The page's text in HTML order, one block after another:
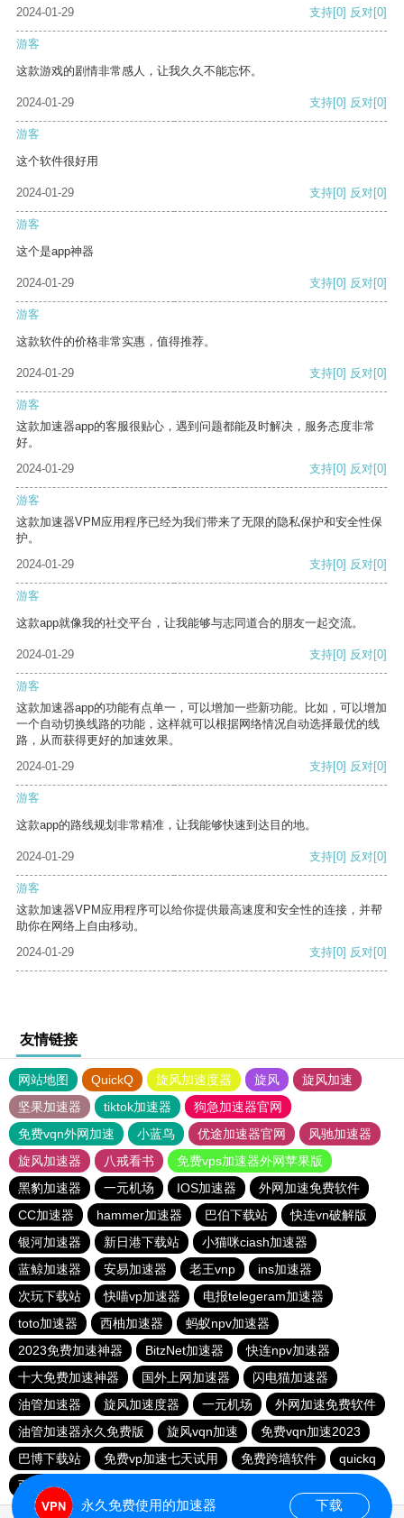
2024-01-29
支持[0] 反对[0]
游客
这款游戏的剧情非常感人，让我久久不能忘怀。
2024-01-29 支持[0] 反对[0]
游客
这个软件很好用
2024-01-29 支持[0] 反对[0]
游客
这个是app神器
2024-01-29 支持[0] 反对[0]
游客
这款软件的价格非常实惠，值得推荐。
2024-01-29 支持[0] 反对[0]
游客
这款加速器app的客服很贴心，遇到问题都能及时解决，服务态度非常
好。
2024-01-29
支持[0] 反对[0]
游客
这款加速器VPM应用程序已经为我们带来了无限的隐私保护和安全性保
护。
2024-01-29
支持[0] 反对[0]
游客
这款app就像我的社交平台，让我能够与志同道合的朋友一起交流。
2024-01-29 支持[0] 反对[0]
游客
这款加速器app的功能有点单一，可以增加一些新功能。比如，可以增加
一个自动切换线路的功能，这样就可以根据网络情况自动选择最优的线
路，从而获得更好的加速效果。
2024-01-29
支持[0] 反对[0]
游客
这款app的路线规划非常精准，让我能够快速到达目的地。
2024-01-29 支持[0] 反对[0]
游客
这款加速器VPM应用程序可以给你提供最高速度和安全性的连接，并帮
助你在网络上自由移动。
2024-01-29
支持[0] 反对[0]
友情链接
网站地图 QuickQ 旋风加速度器 旋风
旋风加速
坚果加速器
tiktok加速器
狗急加速器官网
免费vqn外网加速
小蓝鸟 优途加速器官网
风驰加速器
旋风加速器
八戒看书
免费vps加速器外网苹果版
黑豹加速器
一元机场 IOS加速器
外网加速免费软件
CC加速器
hammer加速器 巴伯下载站
快连vn破解版
银河加速器
新日港下载站
小猫咪ciash加速器
蓝鲸加速器
安易加速器 老王vnp
ins加速器
次玩下载站
快喵vp加速器
电报telegeram加速器
toto加速器
西柚加速器
蚂蚁npv加速器
2023免费加速神器
BitzNet加速器
快连npv加速器
十大免费加速神器
国外上网加速器
闪电猫加速器
油管加速器
旋风加速度器 一元机场
外网加速免费软件
油管加速器永久免费版
旋风vqn加速
免费vqn加速2023
巴博下载站
免费vp加速七天试用 免费跨墙软件
quickq
西柚加速器
永久免费使用的加速器 下载